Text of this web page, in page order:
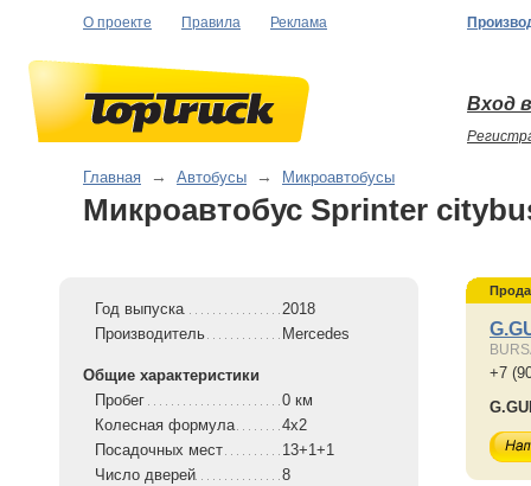
О проекте Правила Реклама
Вход
Главная → Автобусы → Микроавтобусы
Микроавтобус Sprinter
Год выпуска
2018
Производитель
Mercedes
Общие характеристики
Пробег
0 км
Колесная формула
4x2
Посадочных мест
13+1+1
Число дверей
8
+7